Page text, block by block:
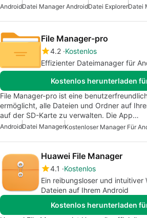
AndroidDatei Manager AndroidDatei ExplorerDatei
File Manager-pro
4.2 Kostenlos
Effizienter Dateimanager für
Kostenlos herunterladen
File Manager-pro ist eine
ermöglicht, alle Dateien und Ordner auf
auf der SD-Karte zu verwalten. Die App…
AndroidDatei ManagerKostenloser Manager Für
Huawei File Manager
4.1
Kostenlos
Ein reibungsloser und intuitiver
Dateien auf Ihrem Android
Kostenlos herunterladen